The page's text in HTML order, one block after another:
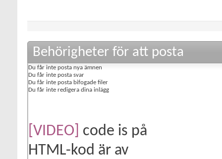
Behörigheter för att posta
Du får inte posta nya ämnen
Du får inte posta svar
Du får inte posta bifogade filer
Du får inte redigera dina inlägg
[VIDEO] code is på
HTML-kod är av